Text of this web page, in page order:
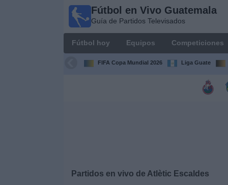
Fútbol en Vivo Guatemala
Guía de Partidos Televisados
Fútbol hoy Equipos Competiciones
FIFA Copa Mundial 2026 Liga Guate
Partidos en vivo de Atlètic Escaldes
Fútbol en
Guatemala